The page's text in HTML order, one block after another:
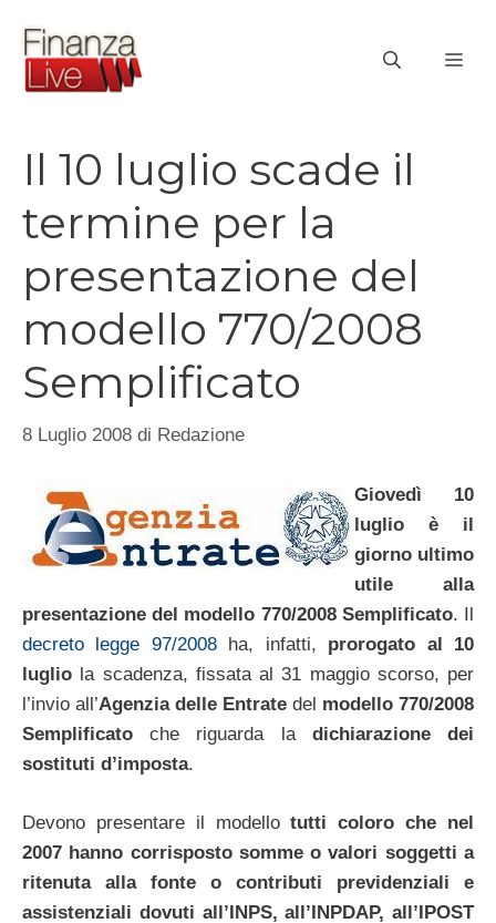
contenuto
Il 10 luglio scade il
termine per la
presentazione del
modello 770/2008
Semplificato
8 Luglio 2008 di Redazione
Giovedì 10
luglio è il
giorno ultimo
utile alla
presentazione del modello 770/2008 Semplificato. Il
decreto legge 97/2008ha, infatti, prorogato al 10
luglio la scadenza, fissata al 31 maggio scorso, per
l’invio all’Agenzia delle Entrate del modello 770/2008
Semplificato che riguarda la dichiarazione dei
sostituti d’imposta.
Devono presentare il modellotutti coloro che nel
2007 hanno corrisposto somme o valori soggetti a
ritenuta alla fonte o contributi previdenziali e
assistenziali dovuti all’INPS, all’INPDAP, all’IPOST